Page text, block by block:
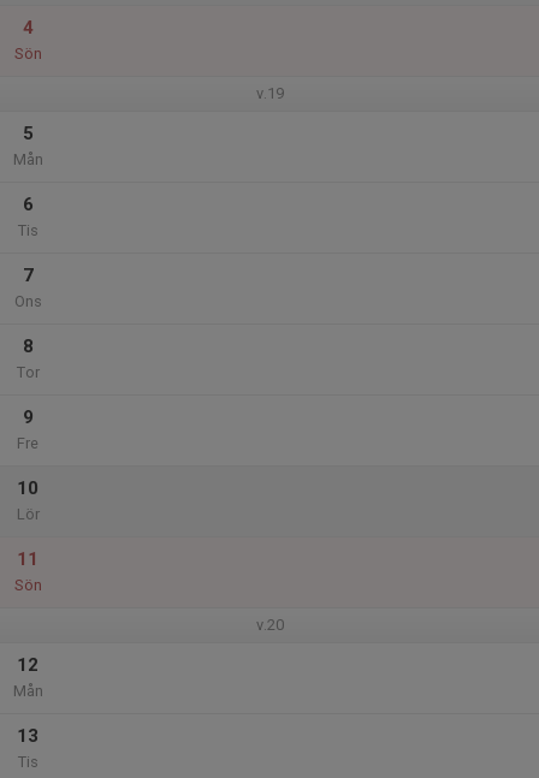
4
Sön
v.19
5
Mån
6
Tis
7
Ons
8
Tor
9
Fre
10
Lör
11
Sön
v.20
12
Mån
13
Tis